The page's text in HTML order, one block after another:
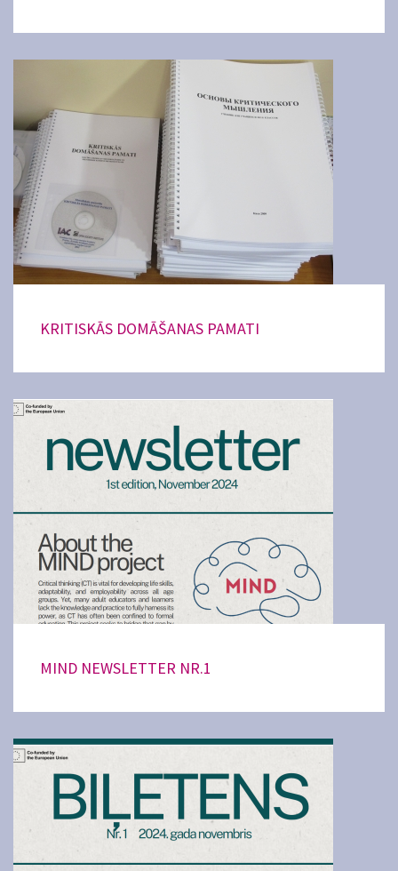
KRITISKĀS DOMĀŠANAS PAMATI
MIND NEWSLETTER NR.1